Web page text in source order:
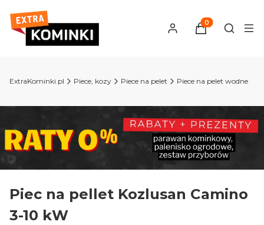
Produkty w
Otwórz
ExtraKominki.pl Piece, kozy Piece na pelet Piece na pelet wodne
Piec na pellet Kozlusan Camino
3-10 kW